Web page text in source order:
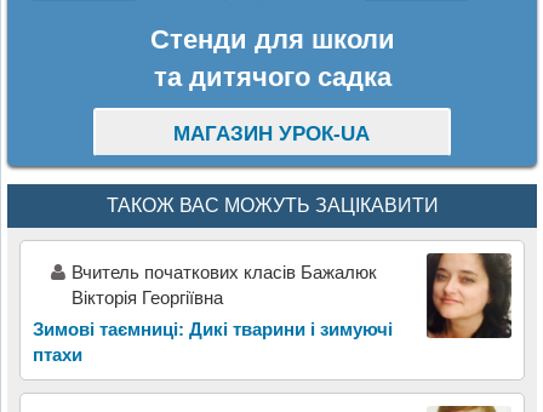
Стенди для школи
та дитячого садка
МАГАЗИН УРОК-UA
ТАКОЖ ВАС МОЖУТЬ ЗАЦІКАВИТИ
Вчитель початкових класів Бажалюк
Вікторія Георгіївна
Зимові таємниці: Дикі тварини і зимуючі
птахи